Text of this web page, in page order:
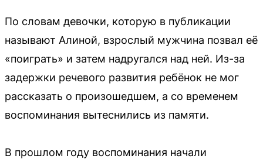
По словам девочки, которую в публикации
называют Алиной, взрослый мужчина позвал её
«поиграть» и затем надругался над ней. Из-за
задержки речевого развития ребёнок не мог
рассказать о произошедшем, а со временем
воспоминания вытеснились из памяти.
В прошлом году воспоминания начали